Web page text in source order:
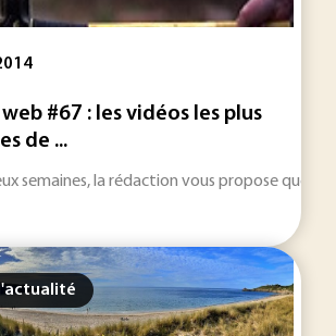
#67 : les vidéos les plus
de ...
semaines, la rédaction vous propose